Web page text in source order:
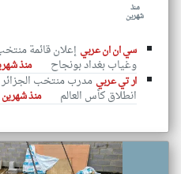
منذ
شهرين
سي ان ان عربي
وغياب بغداد بونجاح
منذ
ار تي عربي مدرب منتخب
انطلاق كأس العالم منذ شهرين